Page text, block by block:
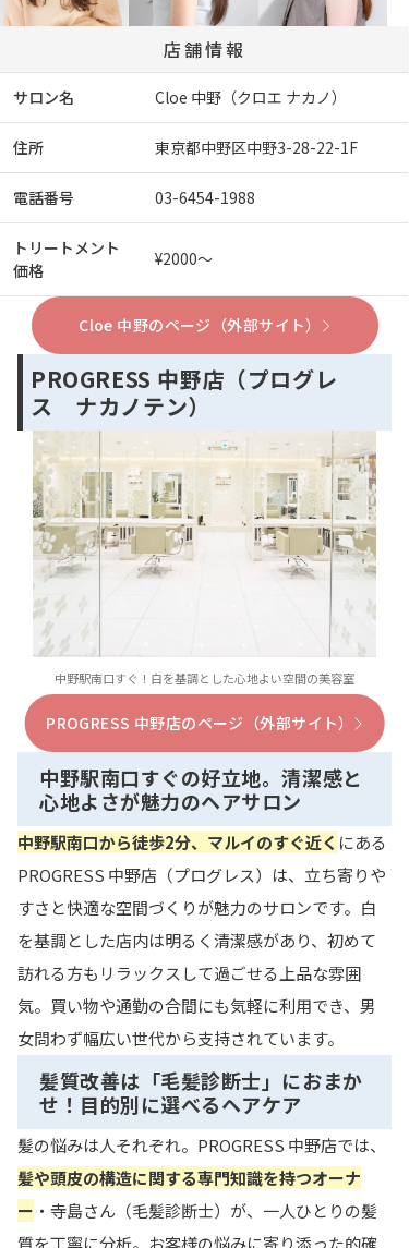
店舗情報
サロン名 Cloe 中野（クロエ ナカノ）
住所 東京都中野区中野3-28-22-1F
電話番号 03-6454-1988
トリートメント
価格
¥2000～
Cloe 中野のページ（外部サイト）
PROGRESS 中野店（プログレ
ス ナカノテン）
中野駅南口すぐ！白を基調とした心地よい空間の美容室
PROGRESS 中野店のページ（外部サイト）
中野駅南口すぐの好立地。清潔感と
心地よさが魅力のヘアサロン
中野駅南口から徒歩2分、マルイのすぐ近く にある
PROGRESS 中野店（プログレス）は、立ち寄りや
すさと快適な空間づくりが魅力のサロンです。白
を基調とした店内は明るく清潔感があり、初めて
訪れる方もリラックスして過ごせる上品な雰囲
気。買い物や通勤の合間にも気軽に利用でき、男
女問わず幅広い世代から支持されています。
髪質改善は「毛髪診断士」におまか
せ！目的別に選べるヘアケア
髪の悩みは人それぞれ。PROGRESS 中野店では、
髪や頭皮の構造に関する専門知識を持つオーナ
ー ・寺島さん（毛髪診断士）が、一人ひとりの髪
質を丁寧に分析。お客様の悩みに寄り添った的確